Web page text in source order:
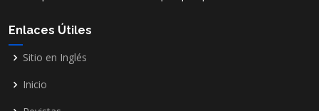
Enlaces Útiles
Sitio en Inglés
Inicio